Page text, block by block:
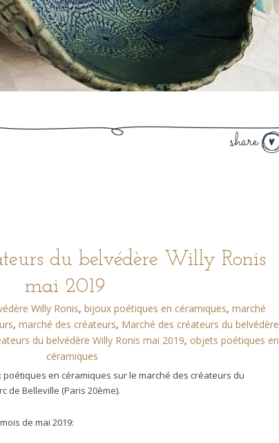
share
du belvédère Willy Ronis
mai 2019
Willy Ronis, bijoux poétiques en céramiques, marché
, marché des créateurs, Marché des créateurs du belvédère
du belvédère Willy Ronis mai 2019, objets poétiques en
céramiques
poétiques en céramiques sur le marché des créateurs du
de Belleville (Paris 20ème).
de mai 2019: